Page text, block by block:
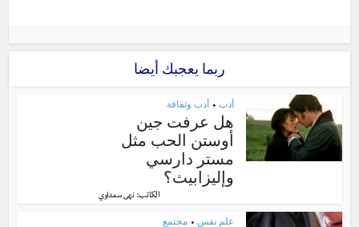
ربما يعجبك أيضا
أدب • أدب وثقافة
هل عرفت جين
أوستن الحب مثل
مستر دارسي
وإليزابيث؟
الكاتب: نهى سعداوي
علم نفس • مجتمع